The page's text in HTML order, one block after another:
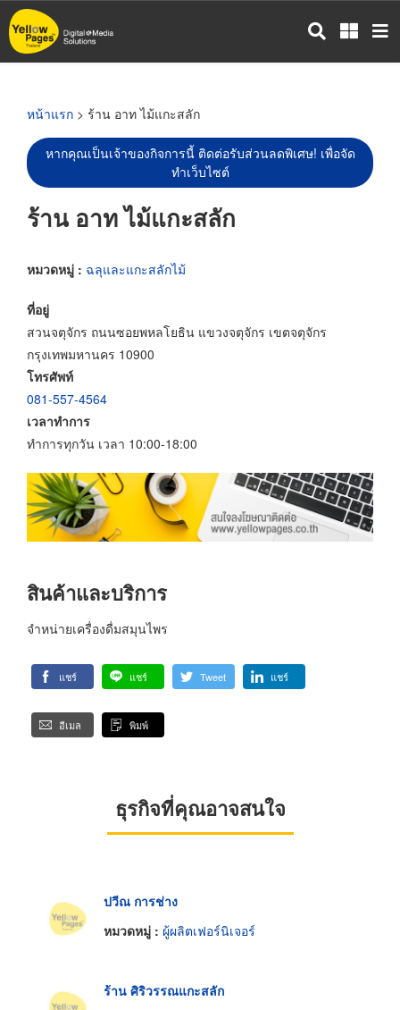
ข้าม
ไป
หน้าแรก > ร้าน อาท ไม้แกะสลัก
หากคุณเป็นเจ้าของกิจการนี้ ติดต่อรับส่วนลดพิเศษ! เพื่อจัด
ทำเว็บไซต์
ร้าน อาท ไม้แกะสลัก
หมวดหมู่ : ฉลุและแกะสลักไม้
ที่อยู่
สวนจตุจักร ถนนซอยพหลโยธิน แขวงจตุจักร เขตจตุจักร
กรุงเทพมหานคร 10900
โทรศัพท์
081-557-4564
เวลาทำการ
ทำการทุกวัน เวลา 10:00-18:00
สินค้าและบริการ
จำหน่ายเครื่องดื่มสมุนไพร
แชร์ แชร์ Tweet แชร์
อีเมล พิมพ์
ธุรกิจที่คุณอาจสนใจ
ปวีณ การช่าง
หมวดหมู่ : ผู้ผลิตเฟอร์นิเจอร์
ร้าน ศิริวรรณแกะสลัก